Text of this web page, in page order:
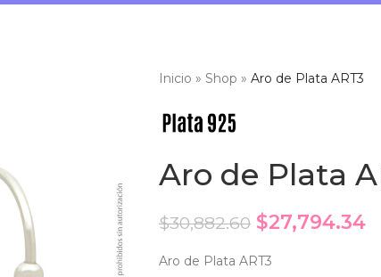
Inicio » Shop » Aro de Plata ART3
Aro de Plata
$30,882.60 $27,794.34
Aro de Plata ART3